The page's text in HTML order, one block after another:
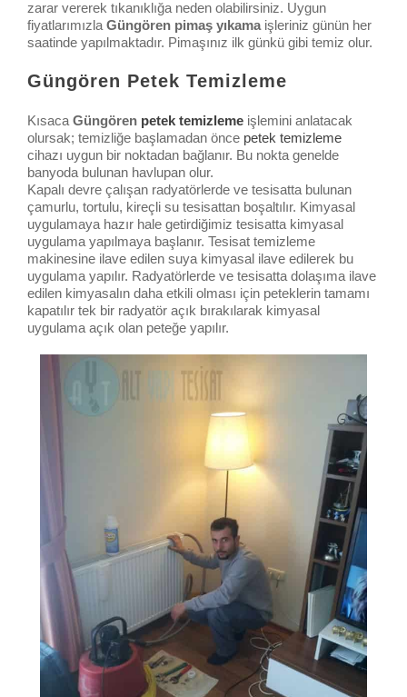
zarar vererek tıkanıklığa neden olabilirsiniz. Uygun
fiyatlarımızla Güngören pimaş yıkama işleriniz günün her
saatinde yapılmaktadır. Pimaşınız ilk günkü gibi temiz olur.
Güngören Petek Temizleme
Kısaca Güngören petek temizleme işlemini anlatacak
olursak; temizliğe başlamadan önce petek temizleme
cihazı uygun bir noktadan bağlanır. Bu nokta genelde
banyoda bulunan havlupan olur.
Kapalı devre çalışan radyatörlerde ve tesisatta bulunan
çamurlu, tortulu, kireçli su tesisattan boşaltılır. Kimyasal
uygulamaya hazır hale getirdiğimiz tesisatta kimyasal
uygulama yapılmaya başlanır. Tesisat temizleme
makinesine ilave edilen suya kimyasal ilave edilerek bu
uygulama yapılır. Radyatörlerde ve tesisatta dolaşıma ilave
edilen kimyasalın daha etkili olması için peteklerin tamamı
kapatılır tek bir radyatör açık bırakılarak kimyasal
uygulama açık olan peteğe yapılır.